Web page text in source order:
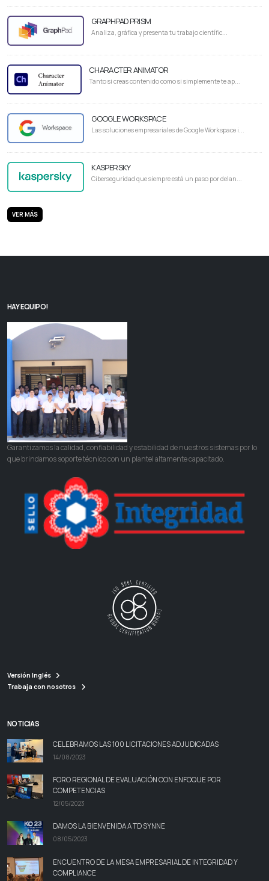
GRAPHPAD PRISM
Analiza, gráfica y presenta tu trabajo científic...
CHARACTER ANIMATOR
Tanto si creas contenido como si simplemente te ap...
GOOGLE WORKSPACE
Las soluciones empresariales de Google Workspace i...
KASPERSKY
Ciberseguridad que siempre está un paso por delan...
VER MÁS
HAY EQUIPO!
Garantizamos la calidad, confiabilidad y estabilidad de nuestros sistemas por lo
que brindamos soporte técnico con un plantel altamente capacitado.
Versión Inglés
Trabaja con nosotros
NOTICIAS
CELEBRAMOS LAS 100 LICITACIONES ADJUDICADAS
14/08/2023
FORO REGIONAL DE EVALUACIÓN CON ENFOQUE POR
COMPETENCIAS
12/05/2023
DAMOS LA BIENVENIDA A TD SYNNE
08/05/2023
ENCUENTRO DE LA MESA EMPRESARIAL DE INTEGRIDAD Y
COMPLIANCE